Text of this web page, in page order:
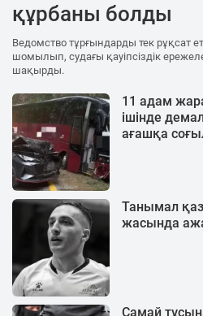
құрбаны болды
Ведомство тұрғындарды тек рұқсат
шомылып, судағы қауіпсіздік
шақырды.
11 адам
ішінде
ағашқа
Танымал
жасында
Самай